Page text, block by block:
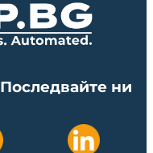
Последвайте ни